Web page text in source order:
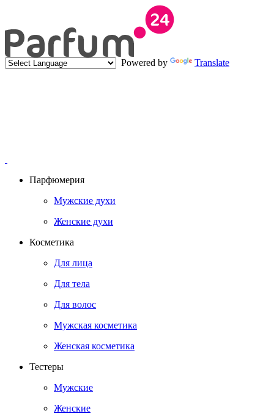
Powered by Translate
Парфюмерия
Мужские духи
Женские духи
Косметика
Для лица
Для тела
Для волос
Мужская косметика
Женская косметика
Тестеры
Мужские
Женские